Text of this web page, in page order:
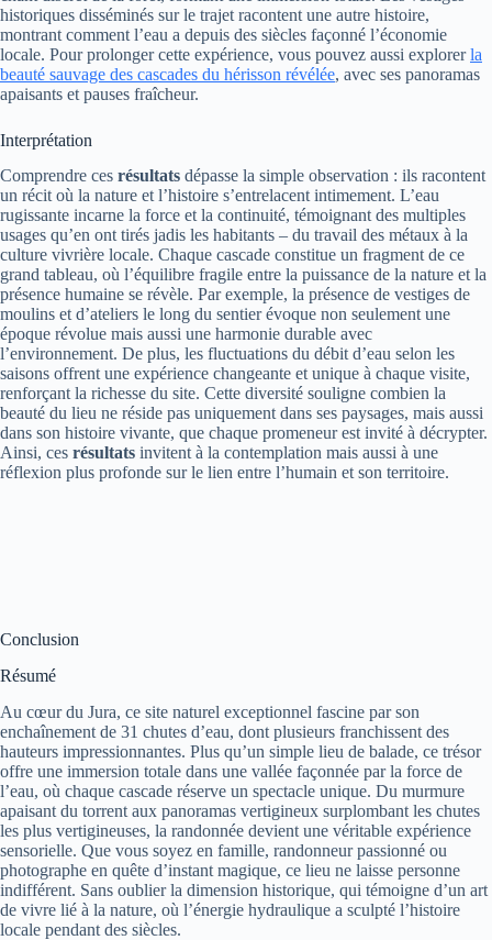
historiques disséminés sur le trajet racontent une autre histoire,
montrant comment l’eau a depuis des siècles façonné l’économie
locale. Pour prolonger cette expérience, vous pouvez aussi explorerla
beauté sauvage des cascades du hérisson révélée, avec ses panoramas
apaisants et pauses fraîcheur.
Interprétation
Comprendre ces résultats dépasse la simple observation : ils racontent
un récit où la nature et l’histoire s’entrelacent intimement. L’eau
rugissante incarne la force et la continuité, témoignant des multiples
usages qu’en ont tirés jadis les habitants – du travail des métaux à la
culture vivrière locale. Chaque cascade constitue un fragment de ce
grand tableau, où l’équilibre fragile entre la puissance de la nature et la
présence humaine se révèle. Par exemple, la présence de vestiges de
moulins et d’ateliers le long du sentier évoque non seulement une
époque révolue mais aussi une harmonie durable avec
l’environnement. De plus, les fluctuations du débit d’eau selon les
saisons offrent une expérience changeante et unique à chaque visite,
renforçant la richesse du site. Cette diversité souligne combien la
beauté du lieu ne réside pas uniquement dans ses paysages, mais aussi
dans son histoire vivante, que chaque promeneur est invité à décrypter.
Ainsi, ces résultats invitent à la contemplation mais aussi à une
réflexion plus profonde sur le lien entre l’humain et son territoire.
Conclusion
Résumé
Au cœur du Jura, ce site naturel exceptionnel fascine par son
enchaînement de 31 chutes d’eau, dont plusieurs franchissent des
hauteurs impressionnantes. Plus qu’un simple lieu de balade, ce trésor
offre une immersion totale dans une vallée façonnée par la force de
l’eau, où chaque cascade réserve un spectacle unique. Du murmure
apaisant du torrent aux panoramas vertigineux surplombant les chutes
les plus vertigineuses, la randonnée devient une véritable expérience
sensorielle. Que vous soyez en famille, randonneur passionné ou
photographe en quête d’instant magique, ce lieu ne laisse personne
indifférent. Sans oublier la dimension historique, qui témoigne d’un art
de vivre lié à la nature, où l’énergie hydraulique a sculpté l’histoire
locale pendant des siècles.